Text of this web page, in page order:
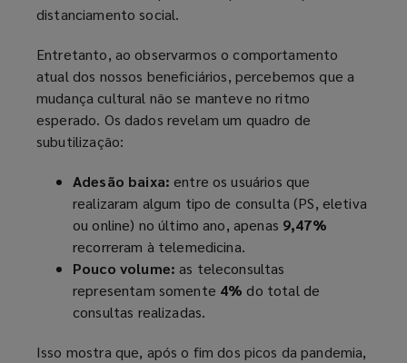
distanciamento social.
Entretanto, ao observarmos o comportamento
atual dos nossos beneficiários, percebemos que a
mudança cultural não se manteve no ritmo
esperado. Os dados revelam um quadro de
subutilização:
Adesão baixa:entre os usuários que
realizaram algum tipo de consulta (PS, eletiva
ou online) no último ano, apenas 9,47%
recorreram à telemedicina.
Pouco volume: as teleconsultas
representam somente 4%do total de
consultas realizadas.
Isso mostra que, após o fim dos picos da pandemia,